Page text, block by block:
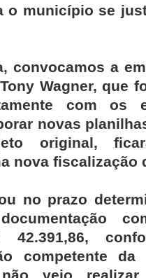
o município se
convocamos a
Wagner, que
com os
novas
original,
nova fiscalização
no prazo
competente da
veio realizar